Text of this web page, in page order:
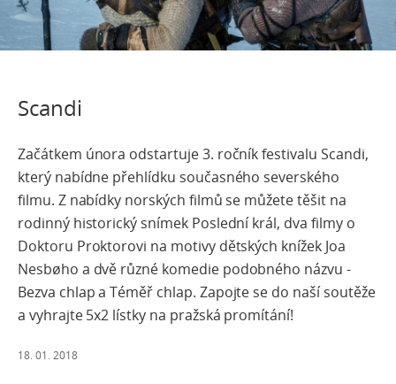
Scandi
Začátkem února odstartuje 3. ročník festivalu Scandi,
který nabídne přehlídku současného severského
filmu. Z nabídky norských filmů se můžete těšit na
rodinný historický snímek Poslední král, dva filmy o
Doktoru Proktorovi na motivy dětských knížek Joa
Nesbøho a dvě různé komedie podobného názvu -
Bezva chlap a Téměř chlap. Zapojte se do naší soutěže
a vyhrajte 5x2 lístky na pražská promítání!
18. 01. 2018